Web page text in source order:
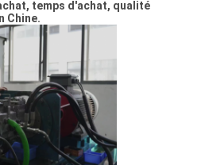
temps d'achat, qualité
Chine.